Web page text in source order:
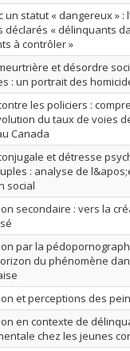
un statut « dangereux » :
déclarés « délinquants
à contrôler »
et désordre
: un portrait des
les policiers :
du taux de voies
Canada
et détresse
: analyse de
social
secondaire : vers la
par la
du phénomène
et perceptions des
en contexte de
chez les jeunes